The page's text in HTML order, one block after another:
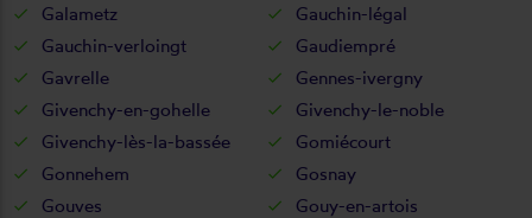
Galametz
Gauchin-légal
Gauchin-verloingt
Gaudiempré
Gavrelle
Gennes-ivergny
Givenchy-en-gohelle
Givenchy-le-noble
Givenchy-lès-la-bassée
Gomiécourt
Gonnehem
Gosnay
Gouves
Gouy-en-artois